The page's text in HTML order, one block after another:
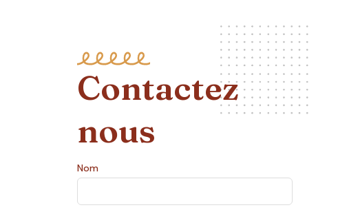
Contactez
nous
Nom